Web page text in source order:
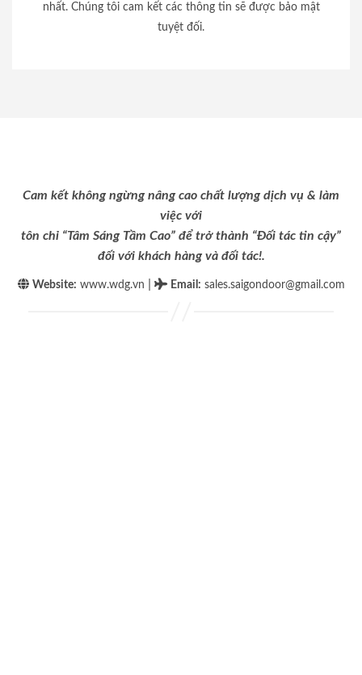
nhất. Chúng tôi cam kết các thông tin sẽ được bảo mật
tuyệt đối.
Cam kết không ngừng nâng cao chất lượng dịch vụ & làm
việc với
tôn chỉ “Tâm Sáng Tầm Cao” để trở thành “Đối tác tin cậy”
đối với khách hàng và đối tác!.
Website: www.wdg.vn Email : sales.saigondoor@gmail.com